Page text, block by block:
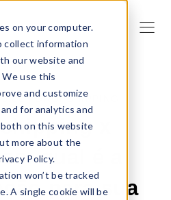
on your computer.
collect information
our website and
use this
and customize
for analytics and
on this website
more about the
Policy.
won’t be tracked
A single cookie will be
|DROPSHIPPING
x
qual é a
para sua